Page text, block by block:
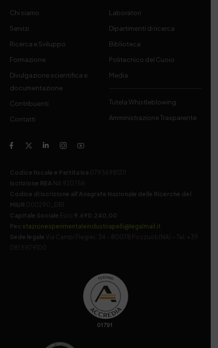
Chi siamo
Servizi
Ricerca e Sviluppo
Formazione
Divulgazione scientifica e
documentazione
Contribuenti
Contatti
Laboratori
Dipartimenti di ricerca
Biblioteca
Politecnico del Cuoio
Media
Tutela Whistleblowing
Amministrazione Trasparente
Codice fiscale e Partita Iva 07936981211
Iscrizione REA NA 920756
Codice di iscrizione all’Anagrafe Nazionale delle Ricerche del
MIUR 000290_EIRI
Capitale Sociale Euro 9.690.240,00
Pec stazionesperimentaleindustriapelli@legalmail.it
Sede legale
Via Campi Flegrei, 34 – 80078 Pozzuoli (NA) – Tel. +39
081 5979100